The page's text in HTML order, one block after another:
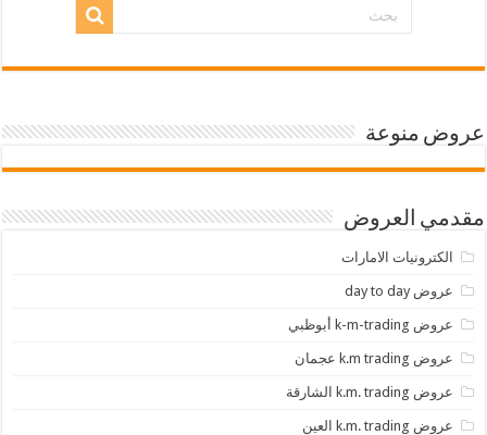
عروض منوعة
مقدمي العروض
الكترونيات الامارات
عروض day to day
عروض k-m-trading أبوظبي
عروض k.m trading عجمان
عروض k.m. trading الشارقة
عروض k.m. trading العين